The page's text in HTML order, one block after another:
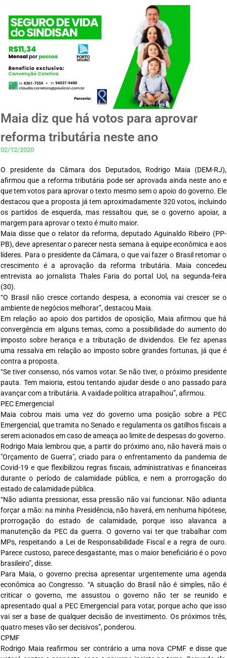
Maia diz que há votos para aprovar
reforma tributária neste ano
02/12/2020
O presidente da Câmara dos Deputados, Rodrigo Maia (DEM-RJ),
afirmou que a reforma tributária pode ser aprovada ainda neste ano e
que tem votos para aprovar o texto mesmo sem o apoio do governo. Ele
destacou que a proposta já tem aproximadamente 320 votos, incluindo
os partidos de esquerda, mas ressaltou que, se o governo apoiar, a
margem para aprovar o texto é muito maior.
Maia disse que o relator da reforma, deputado Aguinaldo Ribeiro (PP-
PB), deve apresentar o parecer nesta semana à equipe econômica e aos
líderes. Para o presidente da Câmara, o que vai fazer o Brasil retomar o
crescimento é a aprovação da reforma tributária. Maia concedeu
entrevista ao jornalista Thales Faria do portal Uol, na segunda-feira
(30).
“O Brasil não cresce cortando despesa, a economia vai crescer se o
ambiente de negócios melhorar”, destacou Maia.
Em relação ao apoio dos partidos de oposição, Maia afirmou que há
convergência em alguns temas, como a possibilidade do aumento do
imposto sobre herança e a tributação de dividendos. Ele fez apenas
uma ressalva em relação ao imposto sobre grandes fortunas, já que é
contra a proposta.
“Se tiver consenso, nós vamos votar. Se não tiver, o próximo presidente
pauta. Tem maioria, estou tentando ajudar desde o ano passado para
avançar com a tributária. A vaidade política atrapalhou”, afirmou.
PEC Emergencial
Maia cobrou mais uma vez do governo uma posição sobre a PEC
Emergencial, que tramita no Senado e regulamenta os gatilhos fiscais a
serem acionados em caso de ameaça ao limite de despesas do governo.
Rodrigo Maia lembrou que, a partir do próximo ano, não haverá mais o
"Orçamento de Guerra", criado para o enfrentamento da pandemia de
Covid-19 e que flexibilizou regras fiscais, administrativas e financeiras
durante o período de calamidade pública, e nem a prorrogação do
estado de calamidade pública.
“Não adianta pressionar, essa pressão não vai funcionar. Não adianta
forçar a mão: na minha Presidência, não haverá, em nenhuma hipótese,
prorrogação do estado de calamidade, porque isso alavanca a
manutenção da PEC da guerra. O governo vai ter que trabalhar com
MPs, respeitando a Lei de Responsabilidade Fiscal e a regra de ouro.
Parece custoso, parece desgastante, mas o maior beneficiário é o povo
brasileiro”, disse.
Para Maia, o governo precisa apresentar urgentemente uma agenda
econômica ao Congresso. “A situação do Brasil não é simples, não é
criticar o governo, me assustou o governo não ter se reunido e
apresentado qual a PEC Emergencial para votar, porque acho que isso
vai ser a base de qualquer decisão de investimento. Os próximos três,
quatro meses vão ser decisivos”, ponderou.
CPMF
Rodrigo Maia reafirmou ser contrário a uma nova CPMF e disse que